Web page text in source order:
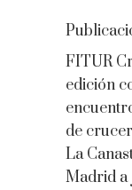
FITUR
edición
de
La
Madrid a